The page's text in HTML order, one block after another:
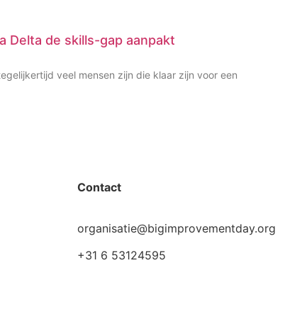
Delta de skills-gap aanpakt
veel mensen zijn die klaar zijn voor een
Contact
organisatie@bigimprovementday.org
+31 6 53124595